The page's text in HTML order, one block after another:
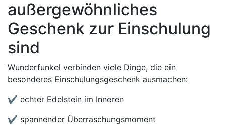
außergewöhnliches
Geschenk zur Einschulung
sind
Wunderfunkel verbinden viele Dinge, die ein
besonderes Einschulungsgeschenk ausmachen:
✔ echter Edelstein im Inneren
✔ spannender Überraschungsmoment